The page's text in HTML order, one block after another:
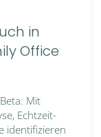
in
Office
Mit
Echtzeit-
identifizieren